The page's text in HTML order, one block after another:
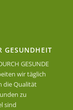
GESUNDHEIT
GESUNDE
wir täglich
die Qualität
zu
sind